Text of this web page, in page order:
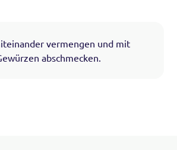
vermengen und mit
abschmecken.